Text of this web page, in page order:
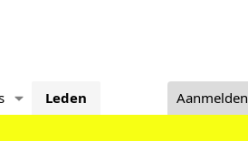
Leden Aanmelden